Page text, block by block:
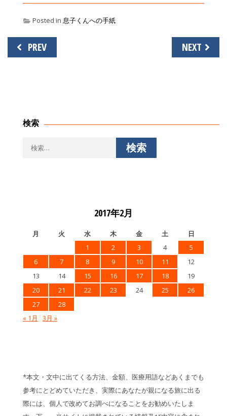
Posted in 息子くんへの手紙
投
稿
PREV NEXT
検索
2017年2月
月 火 水 木 金 土
日
1
2 3 4
5
6
7 8 9 10 11
12
13
14 15 16 17 18
19
20
21 22 23 24 25
26
27
28
« 1月
3月 »
*本文・文中に出てくる方法、金額、医療用語などあくまでも
参考にとどめていただき、実際にあなたが親になる旅に出る
際には、個人で改めてお調べになることをお勧めいたしま